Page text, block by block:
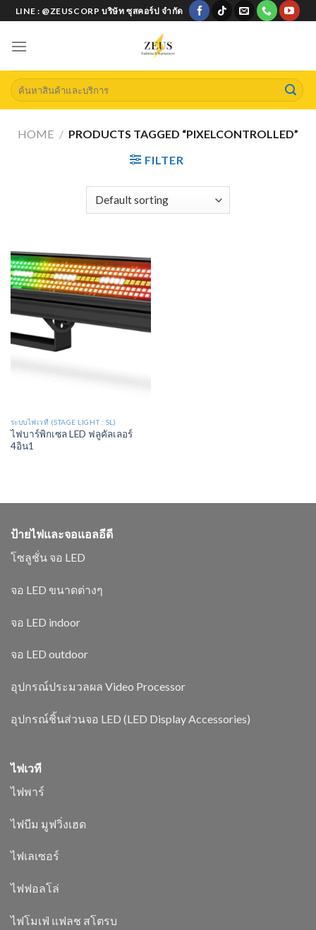
Skip
to
content
LINE : @ZEUSCORP บริษัท ซุสคอร์ป จำกัด
Search
for:
HOME / PRODUCTS TAGGED “PIXELCONTROLLED”
FILTER
ระบบไฟเวที (STAGE LIGHT : SL)
ไฟบาร์พิกเซล LED ฟลูคัลเลอร์
4อิน1
ป้ายไฟและจอแอลอีดี
โซลูชั่น จอ LED
จอ LED ขนาดต่างๆ
จอ LED indoor
จอ LED outdoor
อุปกรณ์ประมวลผล Video Processor
อุปกรณ์ชิ้นส่วนจอ LED (LED Display Accessories)
ไฟเวที
ไฟพาร์
ไฟบีม มูฟวิ่งเฮด
ไฟเลเซอร์
ไฟฟอลโล่
ไฟโมเฟ่ แฟลช สโตรบ